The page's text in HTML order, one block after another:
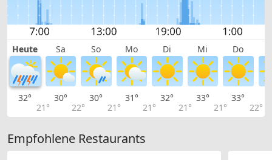
Heute Sa So Mo Di Mi Do
32°
21°
30°
22°
30°
21°
31°
21°
32°
21°
33°
21°
33°
22°
Empfohlene Restaurants